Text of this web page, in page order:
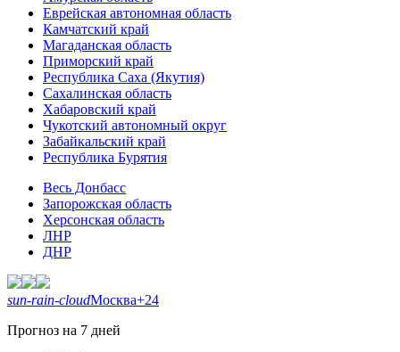
Еврейская автономная область
Камчатский край
Магаданская область
Приморский край
Республика Саха (Якутия)
Сахалинская область
Хабаровский край
Чукотский автономный округ
Забайкальский край
Республика Бурятия
Весь Донбасс
Запорожская область
Херсонская область
ЛНР
ДНР
sun-rain-cloudМосква+24
Прогноз на 7 дней